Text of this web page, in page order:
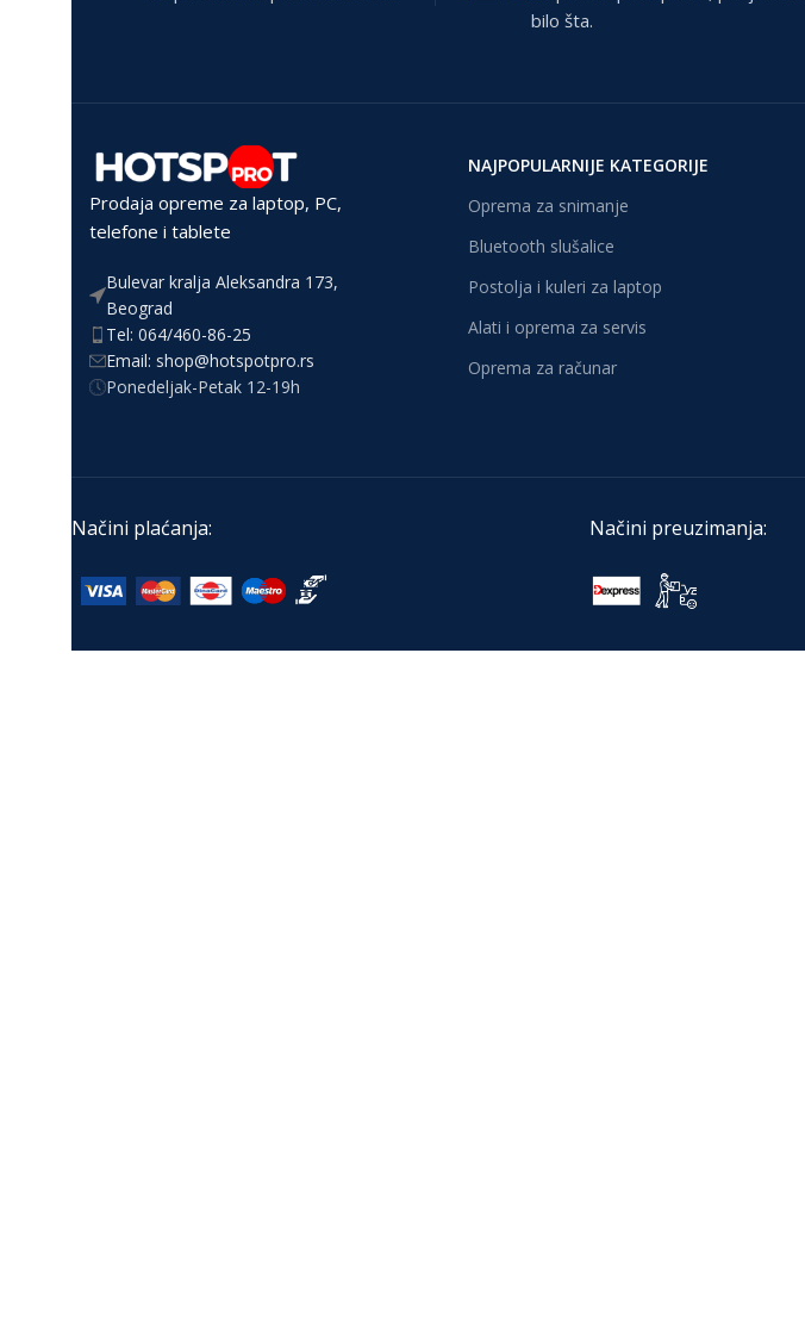
bilo šta.
Prodaja opreme za laptop, PC,
telefone i tablete
Bulevar kralja Aleksandra 173,
Beograd
Tel: 064/460-86-25
Email: shop@hotspotpro.rs
Ponedeljak-Petak 12-19h
NAJPOPULARNIJE KATEGORIJE
Oprema za snimanje
Bluetooth slušalice
Postolja i kuleri za laptop
Alati i oprema za servis
Oprema za računar
Načini plaćanja: Načini preuzimanja: